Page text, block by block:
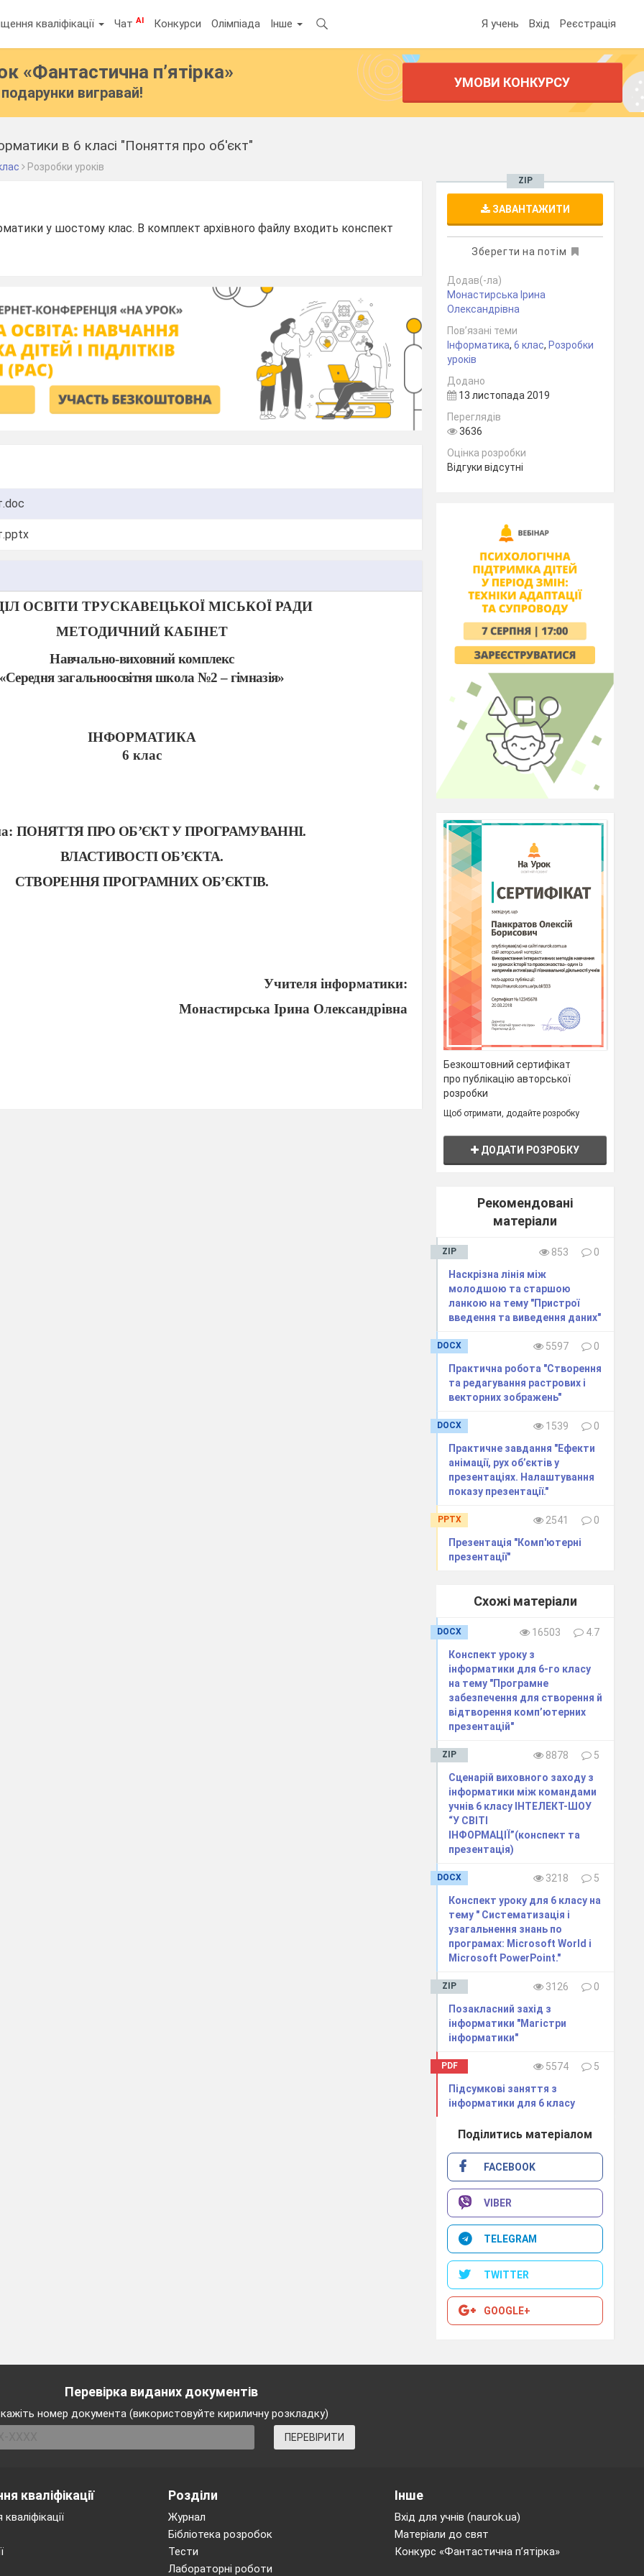
кваліфікації ЧатAI Конкурси Олімпіада Інше Я учень Вхід Реєстрація
«Фантастична п’ятірка»
вигравай!
УМОВИ КОНКУРСУ
в 6 класі "Поняття про об'єкт"
Розробки уроків
у шостому клас. В комплект архівного файлу входить конспект
ОСВІТИ ТРУСКАВЕЦЬКОЇ МІСЬКОЇ РАДИ
МЕТОДИЧНИЙ КАБІНЕТ
Навчально-виховний комплекс
загальноосвітня школа №2 – гімназія»
ІНФОРМАТИКА
6 клас
ПОНЯТТЯ ПРО ОБ’ЄКТ У ПРОГРАМУВАННІ.
ВЛАСТИВОСТІ ОБ’ЄКТА.
СТВОРЕННЯ ПРОГРАМНИХ ОБ’ЄКТІВ.
Учителя інформатики:
Монастирська Ірина Олександрівна
з елементами демонстрування презентації
можливості локальної мережі кабінету або проектор)
Scratch, об’єкти мови програмування, їх властивості.
відомі слова, які бачите на малюнку та розтлумачте їх.
візуальна мова програмування.
ZIP
ЗАВАНТАЖИТИ
Зберегти на потім
Додав(-ла)
Монастирська Ірина
Олександрівна
Пов’язані теми
Інформатика,6 клас, Розробки
уроків
Додано
13 листопада 2019
Переглядів
3636
Оцінка розробки
Відгуки відсутні
Безкоштовний сертифікат
про публікацію авторської
розробки
Щоб отримати, додайте розробку
ДОДАТИ РОЗРОБКУ
Рекомендовані
матеріали
ZIP 853
0
Наскрізна лінія між
молодшою та старшою
ланкою на тему "Пристрої
введення та виведення даних"
DOCX 5597
0
Практична робота "Створення
та редагування растрових і
векторних зображень"
DOCX 1539
0
Практичне завдання "Ефекти
анімації, рух об’єктів у
презентаціях. Налаштування
показу презентації."
PPTX 2541
0
Презентація "Комп'ютерні
презентації"
Схожі матеріали
DOCX 16503
4.7
Конспект уроку з
інформатики для 6-го класу
на тему "Програмне
забезпечення для створення й
відтворення комп’ютерних
презентацій"
ZIP 8878
5
Сценарій виховного заходу з
інформатики між командами
учнів 6 класу ІНТЕЛЕКТ-ШОУ
“У СВІТІ
ІНФОРМАЦІЇ”(конспект та
презентація)
DOCX 3218
5
Конспект уроку для 6 класу на
тему " Систематизація і
узагальнення знань по
програмах: Microsoft World i
Microsoft PowerPoint."
ZIP 3126
0
Позакласний захід з
інформатики "Магістри
інформатики"
PDF 5574
5
Підсумкові заняття з
інформатики для 6 класу
Поділитись матеріалом
FACEBOOK
VIBER
TELEGRAM
TWITTER
GOOGLE+
Перевірка виданих документів
номер документа (використовуйте кириличну розкладку)
ПЕРЕВІРИТИ
кваліфікації Розділи
Журнал
Бібліотека розробок
Тести
Лабораторні роботи
Інше
Вхід для учнів (naurok.ua)
Матеріали до свят
Конкурс «Фантастична п’ятірка»